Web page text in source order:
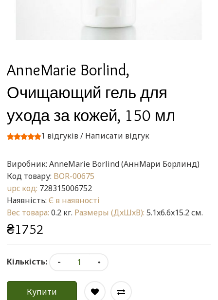
AnneMarie Borlind,
Очищающий гель для
ухода за кожей, 150 мл
1 відгуків/ Написати відгук
Виробник: AnneMarie Borlind (АннМари Борлинд)
Код товару: BOR-00675
upc код: 728315006752
Наявність: Є в наявності
Вес товара: 0.2 кг. Размеры (ДxШxВ): 5.1x6.6x15.2 см.
₴1752
Кількість:
Купити